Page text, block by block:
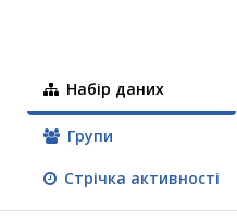
Набір даних
Групи
Стрічка активності